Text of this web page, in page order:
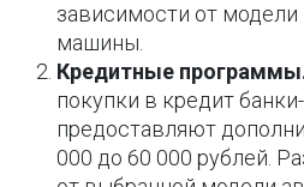
зависимости от
машины.
Кредитные
покупки в кредит
предоставляют
000 до 60 000 рублей.